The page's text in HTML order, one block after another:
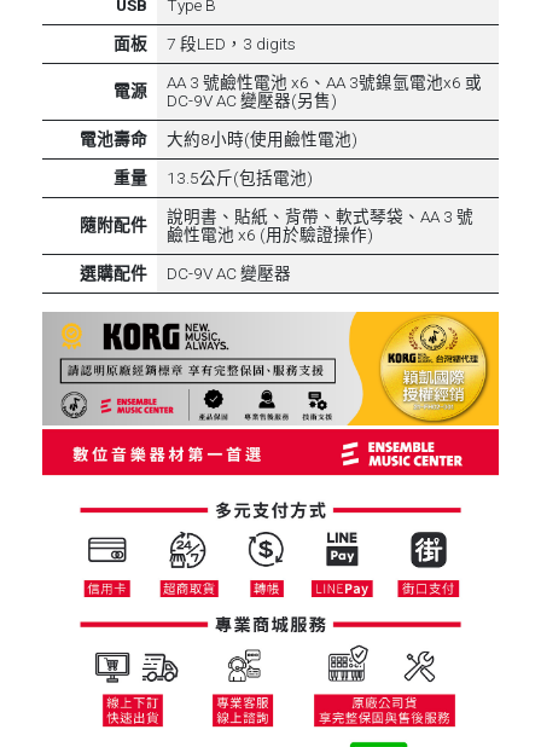
USB
Type B
面板
7 段LED，3 digits
電源
AA 3 號鹼性電池 x6、AA 3號鎳氫電池x6 或
DC-9V AC 變壓器(另售)
電池壽命
大約8小時(使用鹼性電池)
重量
13.5公斤(包括電池)
隨附配件
說明書、貼紙、背帶、軟式琴袋、AA 3 號
鹼性電池 x6 (用於驗證操作)
選購配件
DC-9V AC 變壓器